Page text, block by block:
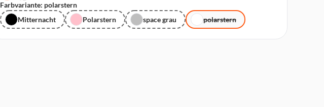
Farbvariante: polarstern
Mitternacht
Polarstern space grau polarstern